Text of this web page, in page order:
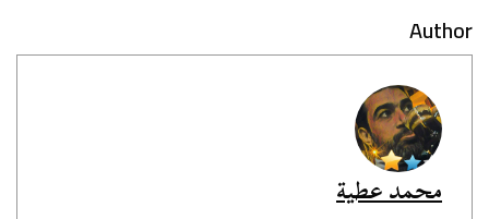
Author
محمد عطية